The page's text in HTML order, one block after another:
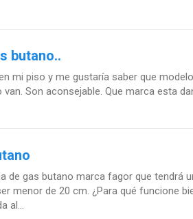
butano..
mi piso y me gustaría saber que
Son aconsejable. Que marca esta
de gas butano marca fagor que tendrá
menor de 20 cm. ¿Para qué funcione
al...